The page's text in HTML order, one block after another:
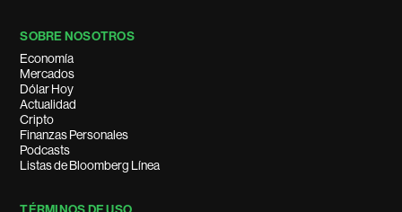
SOBRE NOSOTROS
Economía
Mercados
Dólar Hoy
Actualidad
Cripto
Finanzas Personales
Podcasts
Listas de Bloomberg Línea